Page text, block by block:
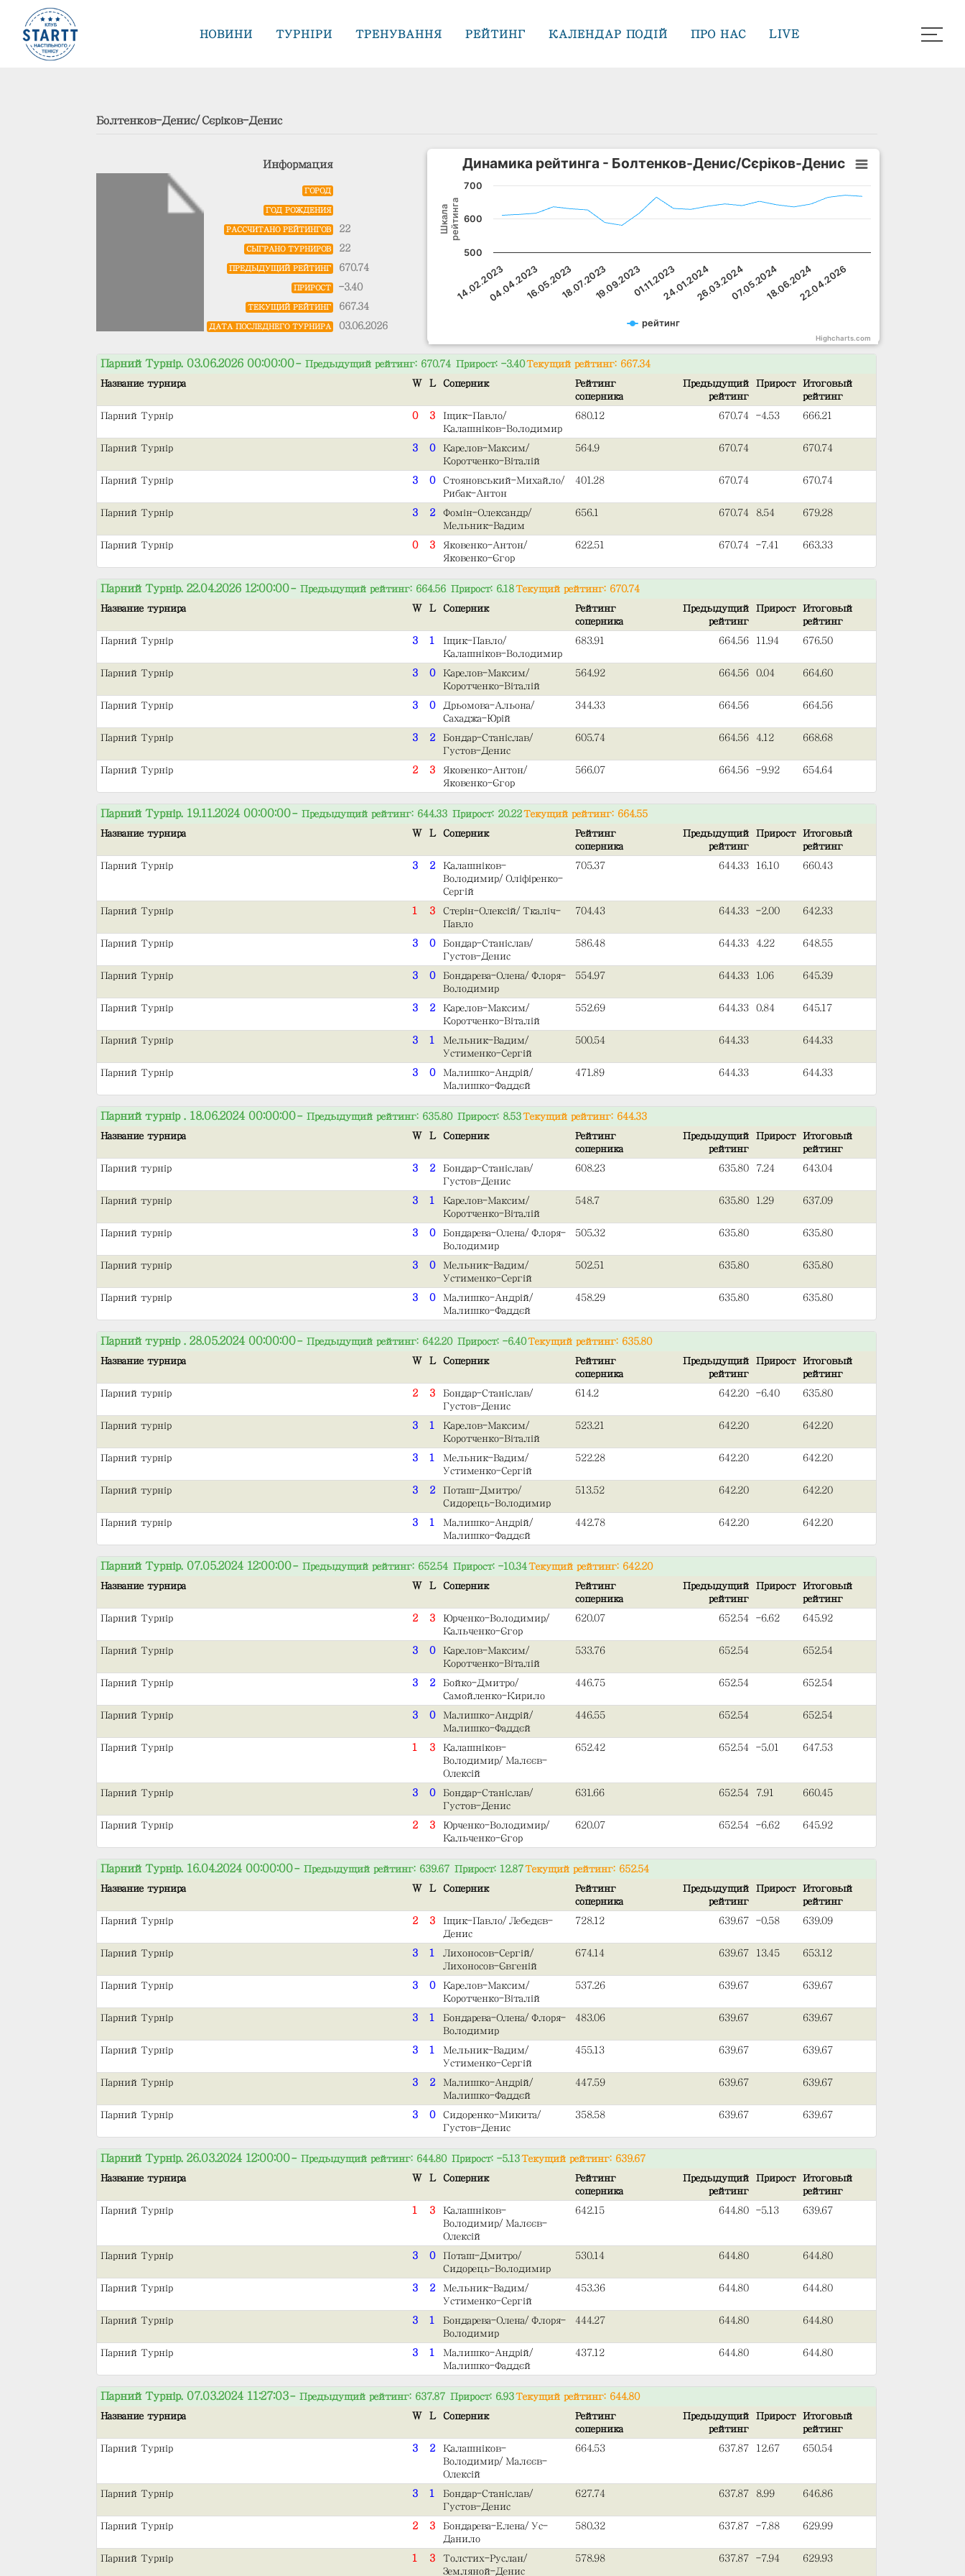
НОВИНИ ТУРНІРИ ТРЕНУВАННЯ РЕЙТИНГ КАЛЕНДАР ПОДІЙ ПРО НАС LIVE
Болтенков-Денис/Сєріков-Денис
Информация
ГОРОД
ГОД РОЖДЕНИЯ
РАССЧИТАНО РЕЙТИНГОВ 22
СЫГРАНО ТУРНИРОВ 22
ПРЕДЫДУЩИЙ РЕЙТИНГ 670.74
ПРИРОСТ -3.40
ТЕКУЩИЙ РЕЙТИНГ 667.34
ДАТА ПОСЛЕДНЕГО ТУРНИРА 03.06.2026
Шкаларейтинга
Динамика рейтинга - Болтенков-Денис/Сєріков-Денис
рейтинг
14.02.202304.04.202316.05.202318.07.202319.09.202301.11.202324.01.202426.03.202407.05.202418.06.202422.04.2026
600
700
500
Highcharts.com
Парний Турнір. 03.06.2026 00:00:00– Предыдущий рейтинг: 670.74 Прирост: -3.40Текущий рейтинг: 667.34
Название турнира
W L Соперник
Рейтинг
соперника
Предыдущий
рейтинг
Прирост
Итоговый
рейтинг
Парний Турнір
0 3
Іщик-Павло/
Калашніков-Володимир
680.12 670.74 -4.53 666.21
Парний Турнір 3 0
Карелов-Максим/
Коротченко-Віталій
564.9 670.74 670.74
Парний Турнір 3 0
Стояновський-Михайло/
Рибак-Антон
401.28 670.74 670.74
Парний Турнір 3 2
Фомін-Олександр/
Мельник-Вадим
656.1 670.74 8.54 679.28
Парний Турнір 0 3
Яковенко-Антон/
Яковенко-Єгор
622.51 670.74 -7.41 663.33
Парний Турнір. 22.04.2026 12:00:00– Предыдущий рейтинг: 664.56 Прирост: 6.18Текущий рейтинг: 670.74
Название турнира
W L Соперник
Рейтинг
соперника
Предыдущий
рейтинг
Прирост
Итоговый
рейтинг
Парний Турнір
3 1
Іщик-Павло/
Калашніков-Володимир
683.91 664.56 11.94 676.50
Парний Турнір 3 0
Карелов-Максим/
Коротченко-Віталій
564.92 664.56 0.04 664.60
Парний Турнір 3 0
Дрьомова-Альона/
Сахаджа-Юрій
344.33 664.56 664.56
Парний Турнір 3 2
Бондар-Станіслав/
Густов-Денис
605.74 664.56 4.12 668.68
Парний Турнір 2 3
Яковенко-Антон/
Яковенко-Єгор
566.07 664.56 -9.92 654.64
Парний Турнір. 19.11.2024 00:00:00– Предыдущий рейтинг: 644.33 Прирост: 20.22Текущий рейтинг: 664.55
Название турнира
W L Соперник
Рейтинг
соперника
Предыдущий
рейтинг
Прирост
Итоговый
рейтинг
Парний Турнір
3 2
Калашніков-
Володимир/Оліфіренко-
Сергій
705.37 644.33 16.10 660.43
Парний Турнір 1 3
Стерін-Олексій/Ткаліч-
Павло
704.43 644.33 -2.00 642.33
Парний Турнір 3 0
Бондар-Станіслав/
Густов-Денис
586.48 644.33 4.22 648.55
Парний Турнір 3 0
Бондарева-Олена/Флоря-
Володимир
554.97 644.33 1.06 645.39
Парний Турнір 3 2
Карелов-Максим/
Коротченко-Віталій
552.69 644.33 0.84 645.17
Парний Турнір 3 1
Мельник-Вадим/
Устименко-Сергій
500.54 644.33 644.33
Парний Турнір 3 0
Малишко-Андрій/
Малишко-Фаддєй
471.89 644.33 644.33
Парний турнір . 18.06.2024 00:00:00– Предыдущий рейтинг: 635.80 Прирост: 8.53Текущий рейтинг: 644.33
Название турнира
W L Соперник
Рейтинг
соперника
Предыдущий
рейтинг
Прирост
Итоговый
рейтинг
Парний турнір
3 2
Бондар-Станіслав/
Густов-Денис
608.23 635.80 7.24 643.04
Парний турнір 3 1
Карелов-Максим/
Коротченко-Віталій
548.7 635.80 1.29 637.09
Парний турнір 3 0
Бондарева-Олена/Флоря-
Володимир
505.32 635.80 635.80
Парний турнір 3 0
Мельник-Вадим/
Устименко-Сергій
502.51 635.80 635.80
Парний турнір 3 0
Малишко-Андрій/
Малишко-Фаддєй
458.29 635.80 635.80
Парний турнір . 28.05.2024 00:00:00– Предыдущий рейтинг: 642.20 Прирост: -6.40Текущий рейтинг: 635.80
Название турнира
W L Соперник
Рейтинг
соперника
Предыдущий
рейтинг
Прирост
Итоговый
рейтинг
Парний турнір
2 3
Бондар-Станіслав/
Густов-Денис
614.2 642.20 -6.40 635.80
Парний турнір 3 1
Карелов-Максим/
Коротченко-Віталій
523.21 642.20 642.20
Парний турнір 3 1
Мельник-Вадим/
Устименко-Сергій
522.28 642.20 642.20
Парний турнір 3 2
Поташ-Дмитро/
Сидорець-Володимир
513.52 642.20 642.20
Парний турнір 3 1
Малишко-Андрій/
Малишко-Фаддєй
442.78 642.20 642.20
Парний Турнір. 07.05.2024 12:00:00– Предыдущий рейтинг: 652.54 Прирост: -10.34Текущий рейтинг: 642.20
Название турнира
W L Соперник
Рейтинг
соперника
Предыдущий
рейтинг
Прирост
Итоговый
рейтинг
Парний Турнір
2 3
Юрченко-Володимир/
Кальченко-Єгор
620.07 652.54 -6.62 645.92
Парний Турнір 3 0
Карелов-Максим/
Коротченко-Віталій
533.76 652.54 652.54
Парний Турнір 3 2
Бойко-Дмитро/
Самойленко-Кирило
446.75 652.54 652.54
Парний Турнір 3 0
Малишко-Андрій/
Малишко-Фаддєй
446.55 652.54 652.54
Парний Турнір 1 3
Калашніков-
Володимир/Малєєв-
Олексій
652.42 652.54 -5.01 647.53
Парний Турнір 3 0
Бондар-Станіслав/
Густов-Денис
631.66 652.54 7.91 660.45
Парний Турнір 2 3
Юрченко-Володимир/
Кальченко-Єгор
620.07 652.54 -6.62 645.92
Парний Турнір. 16.04.2024 00:00:00– Предыдущий рейтинг: 639.67 Прирост: 12.87Текущий рейтинг: 652.54
Название турнира
W L Соперник
Рейтинг
соперника
Предыдущий
рейтинг
Прирост
Итоговый
рейтинг
Парний Турнір
2 3
Іщик-Павло/Лебедєв-
Денис
728.12 639.67 -0.58 639.09
Парний Турнір 3 1
Лихоносов-Сергій/
Лихоносов-Євгеній
674.14 639.67 13.45 653.12
Парний Турнір 3 0
Карелов-Максим/
Коротченко-Віталій
537.26 639.67 639.67
Парний Турнір 3 1
Бондарева-Олена/Флоря-
Володимир
483.06 639.67 639.67
Парний Турнір 3 1
Мельник-Вадим/
Устименко-Сергій
455.13 639.67 639.67
Парний Турнір 3 2
Малишко-Андрій/
Малишко-Фаддєй
447.59 639.67 639.67
Парний Турнір 3 0
Сидоренко-Микита/
Густов-Денис
358.58 639.67 639.67
Парний Турнір. 26.03.2024 12:00:00– Предыдущий рейтинг: 644.80 Прирост: -5.13Текущий рейтинг: 639.67
Название турнира
W L Соперник
Рейтинг
соперника
Предыдущий
рейтинг
Прирост
Итоговый
рейтинг
Парний Турнір
1 3
Калашніков-
Володимир/Малєєв-
Олексій
642.15 644.80 -5.13 639.67
Парний Турнір 3 0
Поташ-Дмитро/
Сидорець-Володимир
530.14 644.80 644.80
Парний Турнір 3 2
Мельник-Вадим/
Устименко-Сергій
453.36 644.80 644.80
Парний Турнір 3 1
Бондарева-Олена/Флоря-
Володимир
444.27 644.80 644.80
Парний Турнір 3 1
Малишко-Андрій/
Малишко-Фаддєй
437.12 644.80 644.80
Парний Турнір. 07.03.2024 11:27:03– Предыдущий рейтинг: 637.87 Прирост: 6.93Текущий рейтинг: 644.80
Название турнира
W L Соперник
Рейтинг
соперника
Предыдущий
рейтинг
Прирост
Итоговый
рейтинг
Парний Турнір
3 2
Калашніков-
Володимир/Малєєв-
Олексій
664.53 637.87 12.67 650.54
Парний Турнір 3 1
Бондар-Станіслав/
Густов-Денис
627.74 637.87 8.99 646.86
Парний Турнір 2 3
Бондарева-Елена/Ус-
Данило
580.32 637.87 -7.88 629.99
Парний Турнір 1 3
Толстих-Руслан/
Земляной-Денис
578.98 637.87 -7.94 629.93